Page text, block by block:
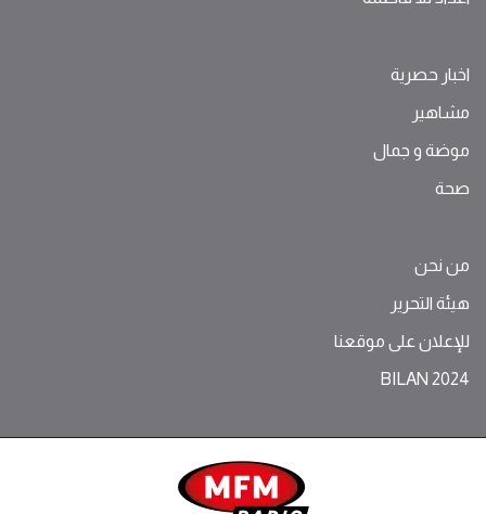
اخبار حصرية
مشاهير
موضة ‫و‬ ‫‬‫جمال‬
صحة
من نحن
هيئة التحرير
للإعلان على موقعنا
BILAN 2024